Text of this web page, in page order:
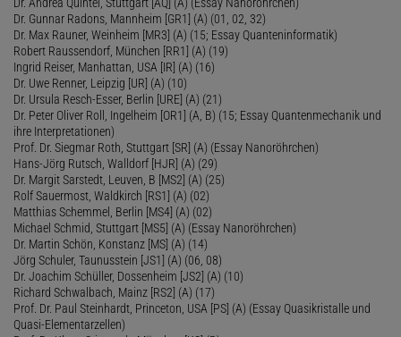
Dr. Gunnar Radons, Mannheim [GR1] (A) (01, 02, 32)
Dr. Max Rauner, Weinheim [MR3] (A) (15; Essay Quanteninformatik)
Robert Raussendorf, München [RR1] (A) (19)
Ingrid Reiser, Manhattan, USA [IR] (A) (16)
Dr. Uwe Renner, Leipzig [UR] (A) (10)
Dr. Ursula Resch-Esser, Berlin [URE] (A) (21)
Dr. Peter Oliver Roll, Ingelheim [OR1] (A, B) (15; Essay Quantenmechanik und
ihre Interpretationen)
Prof. Dr. Siegmar Roth, Stuttgart [SR] (A) (Essay Nanoröhrchen)
Hans-Jörg Rutsch, Walldorf [HJR] (A) (29)
Dr. Margit Sarstedt, Leuven, B [MS2] (A) (25)
Rolf Sauermost, Waldkirch [RS1] (A) (02)
Matthias Schemmel, Berlin [MS4] (A) (02)
Michael Schmid, Stuttgart [MS5] (A) (Essay Nanoröhrchen)
Dr. Martin Schön, Konstanz [MS] (A) (14)
Jörg Schuler, Taunusstein [JS1] (A) (06, 08)
Dr. Joachim Schüller, Dossenheim [JS2] (A) (10)
Richard Schwalbach, Mainz [RS2] (A) (17)
Prof. Dr. Paul Steinhardt, Princeton, USA [PS] (A) (Essay Quasikristalle und
Quasi-Elementarzellen)